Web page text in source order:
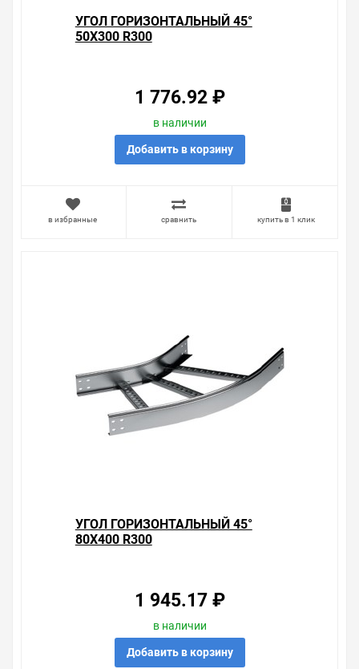
УГОЛ ГОРИЗОНТАЛЬНЫЙ 45°
50X300 R300
1 776.92 ₽
в наличии
Добавить в корзину
в избранные сравнить купить в 1 клик
УГОЛ ГОРИЗОНТАЛЬНЫЙ 45°
80X400 R300
1 945.17 ₽
в наличии
Добавить в корзину